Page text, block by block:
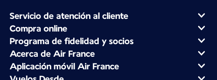
Servicio de atención al cliente
Compra online
Programa de fidelidad y socios
Acerca de Air France
Aplicación móvil Air France